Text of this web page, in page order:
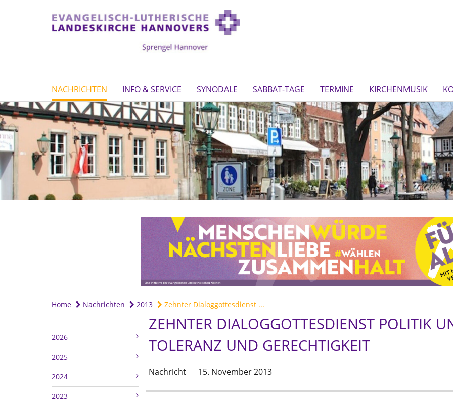
NACHRICHTEN INFO & SERVICE SYNODALE SABBAT-TAGE TERMINE KIRCHENMUSIK
Home Nachrichten 2013 Zehnter Dialoggottesdienst ...
2026
2025
2024
2023
ZEHNTER DIALOGGOTTESDIENST POLITIK
TOLERANZ UND GERECHTIGKEIT
Nachricht 15. November 2013